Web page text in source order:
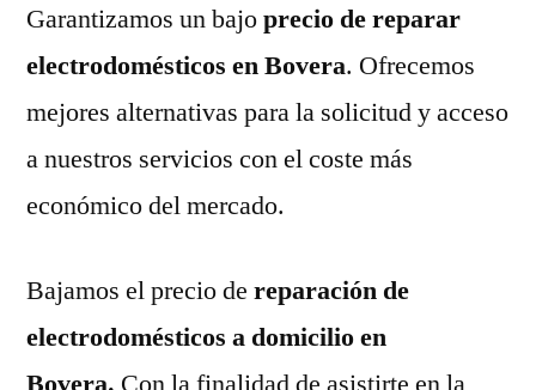
Garantizamos un bajoprecio de reparar
electrodomésticos en Bovera. Ofrecemos
mejores alternativas para la solicitud y acceso
a nuestros servicios con el coste más
económico del mercado.
Bajamos el precio de reparación de
electrodomésticos a domicilio en